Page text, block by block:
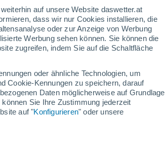
auf unsere Website daswetter.at
dass wir nur Cookies installieren, die
oder zur Anzeige von Werbung
Werbung sehen können. Sie können die
zugreifen, indem Sie auf die Schaltfläche
oder ähnliche Technologien, um
Cookie-Kennungen zu speichern, darauf
Daten möglicherweise auf Grundlage
Sie Ihre Zustimmung jederzeit
auf "Konfigurieren" oder unsere
Großraum